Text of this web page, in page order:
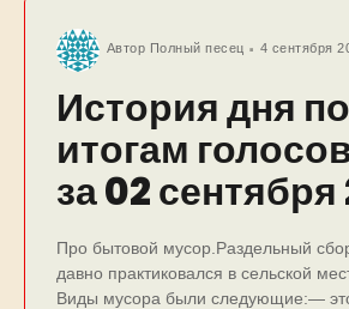
Автор Полный песец 4 сентября
История дня по
итогам
за 02 сентября
Про бытовой мусор.Раздельный
давно практиковался в сельской
Виды мусора были следующие:—